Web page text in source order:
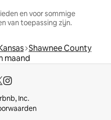
en voor sommige
van toepassing zijn.
Shawnee County
maand
Inc.